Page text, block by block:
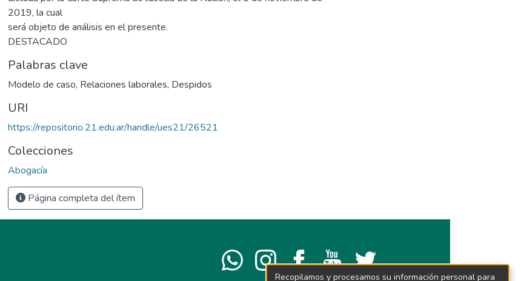
2019, la cual
será objeto de análisis en el presente.
DESTACADO
Palabras clave
Modelo de caso, Relaciones laborales, Despidos
URI
https://repositorio.21.edu.ar/handle/ues21/26521
Colecciones
Abogacía
Página completa del ítem
Recopilamos y procesamos su información personal para